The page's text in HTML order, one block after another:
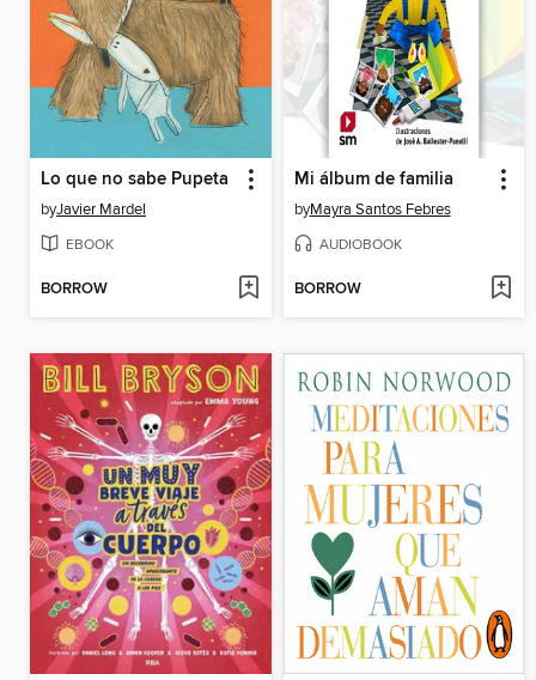
Lo que no sabe Pupeta
byJavier Mardel
EBOOK
BORROW
Mi álbum de familia
byMayra Santos Febres
AUDIOBOOK
BORROW